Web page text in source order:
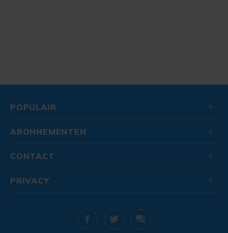
POPULAIR
ABONNEMENTEN
CONTACT
PRIVACY